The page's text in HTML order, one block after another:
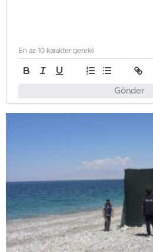
Gönder
En az 10 karakter gerekli